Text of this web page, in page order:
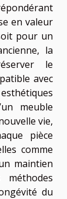
en valeur
pour un
la
le
avec
meuble
vie,
pièce
comme
maintien
du